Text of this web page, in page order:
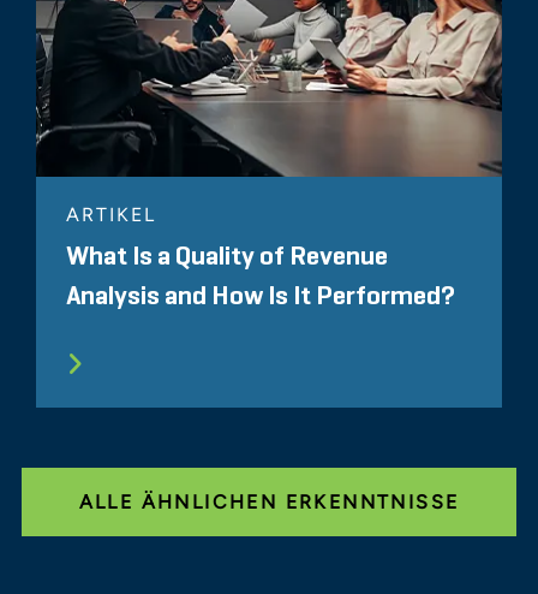
ARTIKEL
What Is a Quality of Revenue
Analysis and How Is It Performed?
ALLE ÄHNLICHEN ERKENNTNISSE